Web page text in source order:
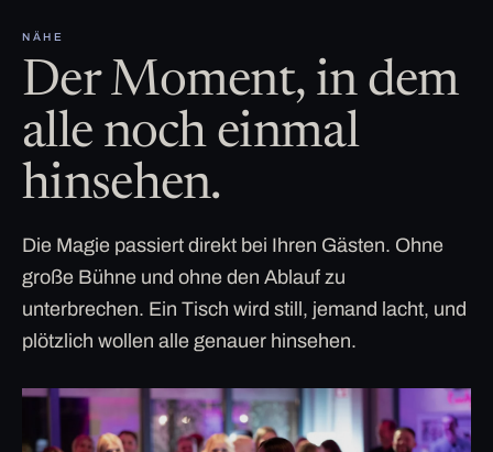
NÄHE
Der Moment, in dem
alle noch einmal
hinsehen.
Die Magie passiert direkt bei Ihren Gästen. Ohne
große Bühne und ohne den Ablauf zu
unterbrechen. Ein Tisch wird still, jemand lacht, und
plötzlich wollen alle genauer hinsehen.